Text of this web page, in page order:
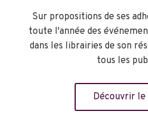
TOURNÉES GÉNÉRALES
Sur propositions de ses
toute l'année des
dans les librairies de son
tous les
Découvrir